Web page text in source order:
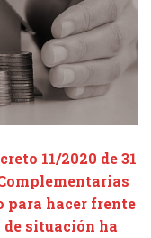
11/2020 de 31
para hacer frente
de situación ha